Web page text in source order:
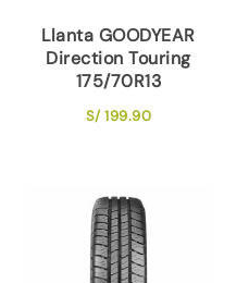
Llanta GOODYEAR
Direction Touring
175/70R13
S/199.90